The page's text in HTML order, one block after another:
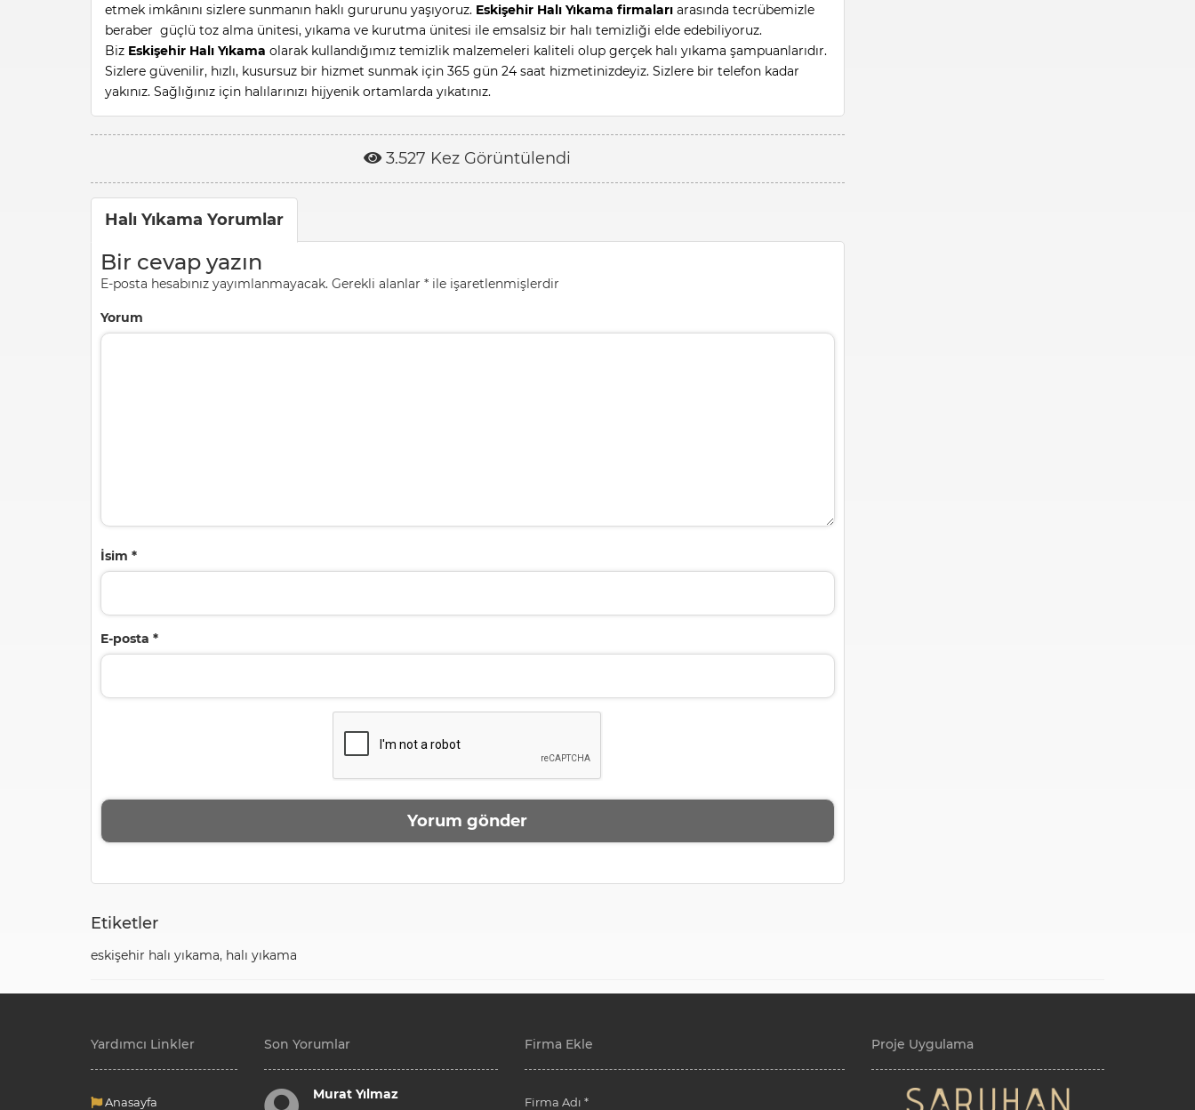
etmek imkânını sizlere sunmanın haklı gururunu yaşıyoruz. Eskişehir Halı Yıkama firmaları arasında tecrübemizle
beraber güçlü toz alma ünitesi, yıkama ve kurutma ünitesi ile emsalsiz bir halı temizliği elde edebiliyoruz.
Biz Eskişehir Halı Yıkama olarak kullandığımız temizlik malzemeleri kaliteli olup gerçek halı yıkama şampuanlarıdır.
Sizlere güvenilir, hızlı, kusursuz bir hizmet sunmak için 365 gün 24 saat hizmetinizdeyiz. Sizlere bir telefon kadar
yakınız. Sağlığınız için halılarınızı hijyenik ortamlarda yıkatınız.
3.527 Kez Görüntülendi
Halı Yıkama Yorumlar
Bir cevap yazın
E-posta hesabınız yayımlanmayacak. Gerekli alanlar * ile işaretlenmişlerdir
Yorum
İsim *
E-posta *
Etiketler
eskişehir halı yıkama, halı yıkama
Yardımcı Linkler
Anasayfa
Son Yorumlar
Murat Yılmaz
Firma Ekle
Firma Adı *
Proje Uygulama